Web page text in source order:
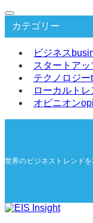
カテゴリー
ビジネス
スタートアッ
テクノロジー
ローカルトレ
オピニオン
世界のビジネストレンド